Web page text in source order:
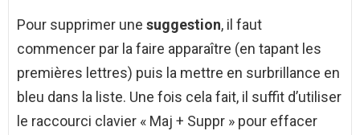
Pour supprimer une suggestion, il faut
commencer par la faire apparaître (en tapant les
premières lettres) puis la mettre en surbrillance en
bleu dans la liste. Une fois cela fait, il suffit d’utiliser
le raccourci clavier « Maj + Suppr » pour effacer